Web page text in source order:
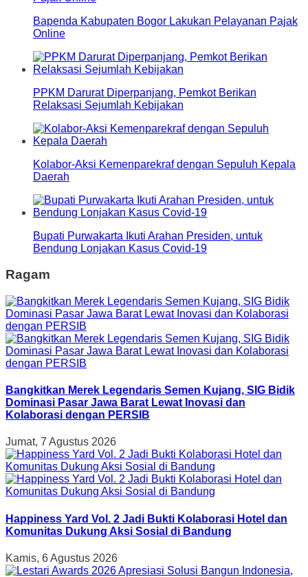
Bapenda Kabupaten Bogor Lakukan Pelayanan Pajak
Online
PPKM Darurat Diperpanjang, Pemkot Berikan
Relaksasi Sejumlah Kebijakan
Kolabor-Aksi Kemenparekraf dengan Sepuluh Kepala
Daerah
Bupati Purwakarta Ikuti Arahan Presiden, untuk
Bendung Lonjakan Kasus Covid-19
Ragam
Bangkitkan Merek Legendaris Semen Kujang, SIG Bidik
Dominasi Pasar Jawa Barat Lewat Inovasi dan
Kolaborasi dengan PERSIB
Jumat, 7 Agustus 2026
Happiness Yard Vol. 2 Jadi Bukti Kolaborasi Hotel dan
Komunitas Dukung Aksi Sosial di Bandung
Kamis, 6 Agustus 2026